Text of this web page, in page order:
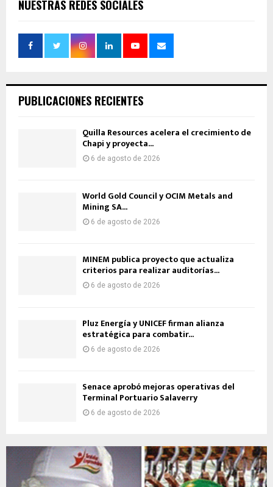
NUESTRAS REDES SOCIALES
PUBLICACIONES RECIENTES
Quilla Resources acelera el crecimiento de
Chapi y proyecta...
6 de agosto de 2026
World Gold Council y OCIM Metals and
Mining SA...
6 de agosto de 2026
MINEM publica proyecto que actualiza
criterios para realizar auditorías...
6 de agosto de 2026
Pluz Energía y UNICEF firman alianza
estratégica para combatir...
6 de agosto de 2026
Senace aprobó mejoras operativas del
Terminal Portuario Salaverry
6 de agosto de 2026